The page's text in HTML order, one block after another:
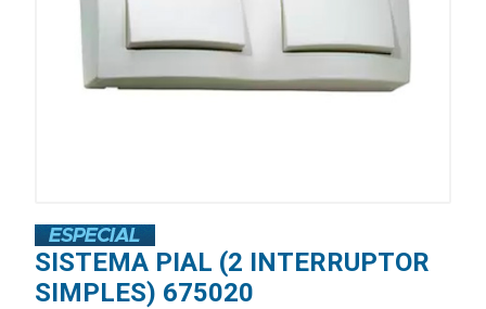
SISTEMA PIAL (2 INTERRUPTOR
SIMPLES) 675020